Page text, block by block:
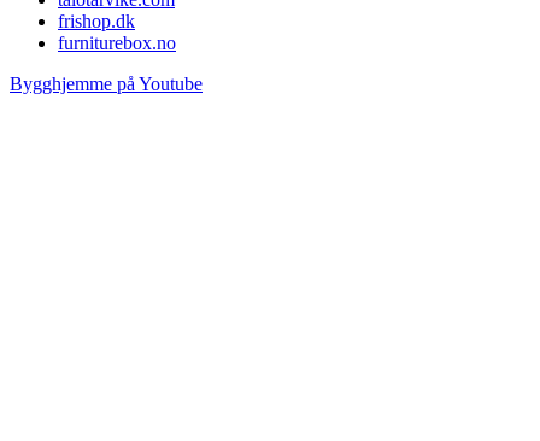
frishop.dk
furniturebox.no
Bygghjemme på Youtube